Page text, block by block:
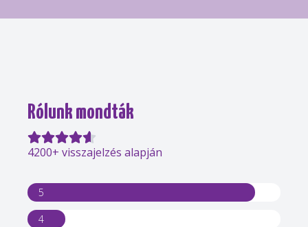
Rólunk mondták
4200+ visszajelzés alapján
5
4